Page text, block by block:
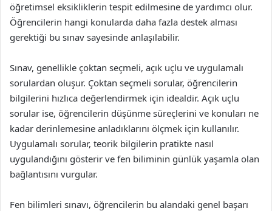
öğretimsel eksikliklerin tespit edilmesine de yardımcı olur.
Öğrencilerin hangi konularda daha fazla destek alması
gerektiği bu sınav sayesinde anlaşılabilir.
Sınav, genellikle çoktan seçmeli, açık uçlu ve uygulamalı
sorulardan oluşur. Çoktan seçmeli sorular, öğrencilerin
bilgilerini hızlıca değerlendirmek için idealdir. Açık uçlu
sorular ise, öğrencilerin düşünme süreçlerini ve konuları ne
kadar derinlemesine anladıklarını ölçmek için kullanılır.
Uygulamalı sorular, teorik bilgilerin pratikte nasıl
uygulandığını gösterir ve fen biliminin günlük yaşamla olan
bağlantısını vurgular.
Fen bilimleri sınavı, öğrencilerin bu alandaki genel başarı